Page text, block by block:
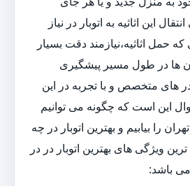
این اثاثیه به اتوبار در نیاز
حمل اثاثیه،نیازمند دقت بسیار
ها در طول مسیر پیشگیری
های متخصص و با تجربه در این
این است که چگونه می توانیم
را بیابیم و بهترین اتوبار در چه
ویژگی های بهترین اتوبار در در
باشد: